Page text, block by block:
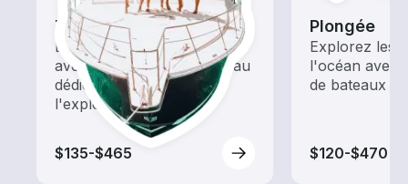
Tours
Explorez les eaux locales
avec une location de bateau
dédiée au tourisme et à
l'exploration
$135-$465
Plongée
Explorez les
l'océan avec
de bateaux
$120-$470